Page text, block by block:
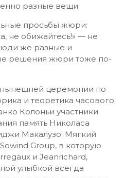
разные вещи.
просьбы жюри:
не обижайтесь!» — не
же разные и
решения жюри тоже по-
церемонии по
и теоретика часового
Колоньи участники
память Николаса
Макалузо. Мягкий
Group, в которую
и Jeanrichard,
улыбкой всегда